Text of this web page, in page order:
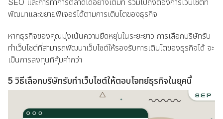
SEO และการทำการตลาดได้อย่างเต็มที่ รวมไปถึงต้องการเว็บไซต์ที่
พัฒนาและขยายฟีเจอร์ได้ตามการเติบโตของธุรกิจ
หากธุรกิจของคุณมุ่งเน้นความยืดหยุ่นในระยะยาว การเลือกบริษัทรับ
ทำเว็บไซต์ที่สามารถพัฒนาเว็บไซต์ให้รองรับการเติบโตของธุรกิจได้ จะ
เป็นการลงทุนที่คุ้มค่ากว่า
5 วิธีเลือกบริษัทรับทำเว็บไซต์ให้ตอบโจทย์ธุรกิจในยุคนี้